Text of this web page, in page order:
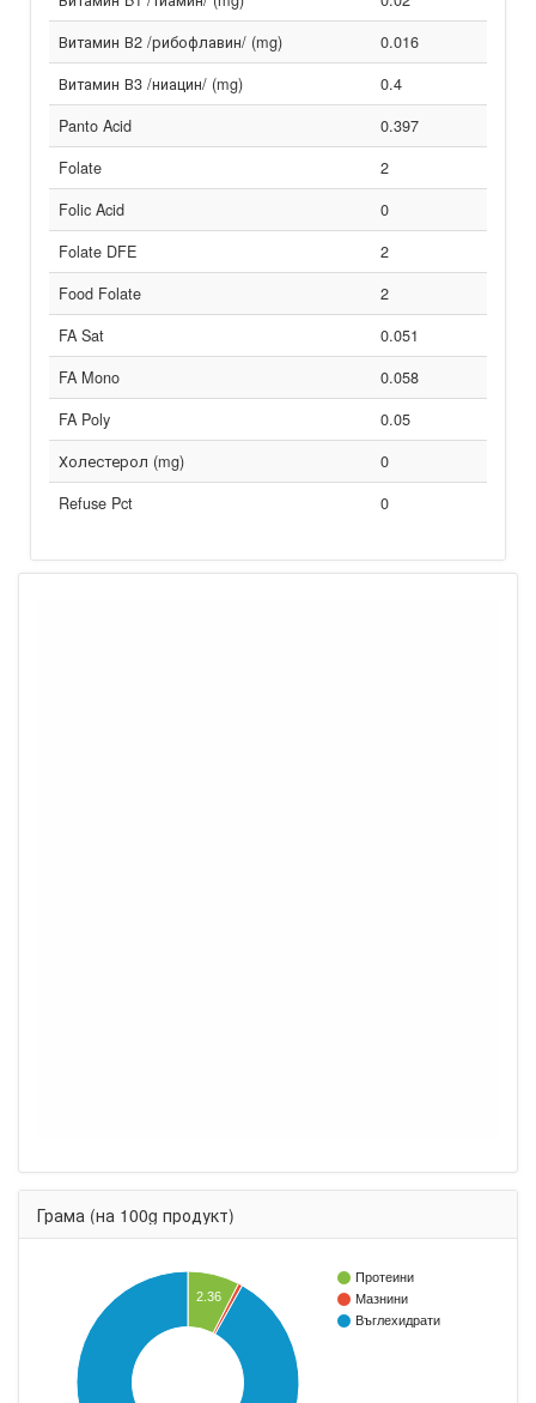
Витамин В2 /рибофлавин/ (mg)
0.016
Витамин В3 /ниацин/ (mg)
0.4
Panto Acid
0.397
Folate
2
Folic Acid
0
Folate DFE
2
Food Folate
2
FA Sat
0.051
FA Mono
0.058
FA Poly
0.05
Холестерол (mg)
0
Refuse Pct
0
Грама (на 100g продукт)
Протеини
Мазнини
Въглехидрати
2.36